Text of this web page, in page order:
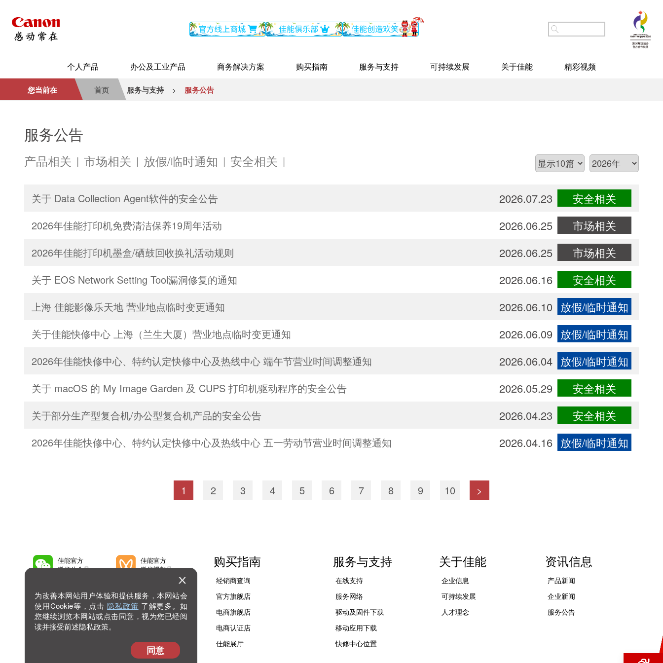
个人产品 办公及工业产品 商务解决方案 购买指南 服务与支持 可持续发展 关于佳能 精彩视频
为改善本网站用户体验和提供服务，本网站会
使用Cookie等，点击 隐私政策 了解更多。如
您继续浏览本网站或点击同意，视为您已经阅
读并接受前述隐私政策。
同意
您当前在 首页 服务与支持 > 服务公告
服务公告
产品相关 | 市场相关 | 放假/临时通知 | 安全相关 |
关于 Data Collection Agent软件的安全公告 安全相关
2026.07.23
2026年佳能打印机免费清洁保养19周年活动 市场相关
2026.06.25
2026年佳能打印机墨盒/硒鼓回收换礼活动规则 市场相关
2026.06.25
关于 EOS Network Setting Tool漏洞修复的通知 安全相关
2026.06.16
上海 佳能影像乐天地 营业地点临时变更通知 放假/临时通知
2026.06.10
关于佳能快修中心 上海（兰生大厦）营业地点临时变更通知 放假/临时通知
2026.06.09
2026年佳能快修中心、特约认定快修中心及热线中心 端午节营业时间调整通知 放假/临时通知
2026.06.04
关于 macOS 的 My Image Garden 及 CUPS 打印机驱动程序的安全公告 安全相关
2026.05.29
关于部分生产型复合机/办公型复合机产品的安全公告 安全相关
2026.04.23
2026年佳能快修中心、特约认定快修中心及热线中心 五一劳动节营业时间调整通知 放假/临时通知
2026.04.16
1 2 3 4 5 6 7 8 9 10 >
佳能官方
微信公众号
佳能官方
微信视频号
佳能官方
微博号
佳能官方
抖音号
佳能官方
购买指南
经销商查询
官方旗舰店
电商旗舰店
电商认证店
佳能展厅
服务与支持
在线支持
服务网络
驱动及固件下载
移动应用下载
快修中心位置
关于佳能
企业信息
可持续发展
人才理念
资讯信息
产品新闻
企业新闻
服务公告